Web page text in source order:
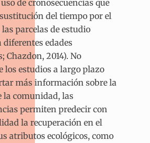
de cronosecuencias que
del tiempo por el
las parcelas de estudio
diferentes edades
Chazdon, 2014). No
los estudios a largo plazo
más información sobre la
la comunidad, las
permiten predecir con
la recuperación en el
atributos ecológicos, como